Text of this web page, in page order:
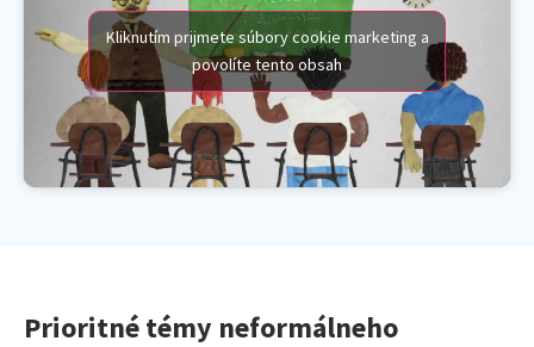
Kliknutím prijmete súbory cookie marketing a
povolíte tento obsah
Prioritné témy neformálneho